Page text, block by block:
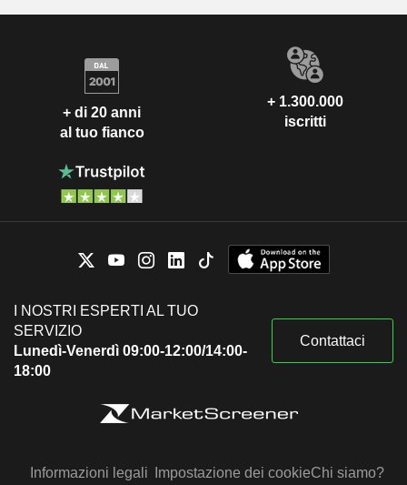
+ di 20 anni
al tuo fianco
+ 1.300.000
iscritti
I NOSTRI ESPERTI AL TUO
SERVIZIO
Lunedì-Venerdì 09:00-12:00/14:00-
18:00
Contattaci
Informazioni legali Impostazione dei cookieChi siamo?